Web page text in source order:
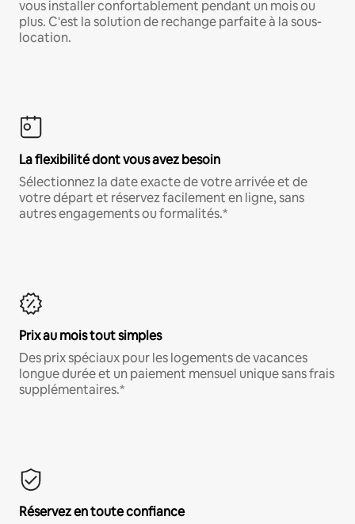
vous installer confortablement pendant un mois ou
plus. C'est la solution de rechange parfaite à la sous-
location.
La flexibilité dont vous avez besoin
Sélectionnez la date exacte de votre arrivée et de
votre départ et réservez facilement en ligne, sans
autres engagements ou formalités.*
Prix au mois tout simples
Des prix spéciaux pour les logements de vacances
longue durée et un paiement mensuel unique sans frais
supplémentaires.*
Réservez en toute confiance